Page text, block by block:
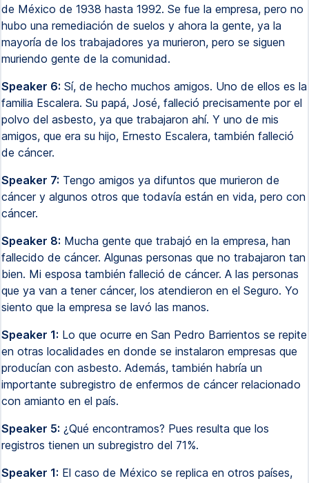
de México de 1938 hasta 1992. Se fue la empresa, pero no
hubo una remediación de suelos y ahora la gente, ya la
mayoría de los trabajadores ya murieron, pero se siguen
muriendo gente de la comunidad.
Speaker 6: Sí, de hecho muchos amigos. Uno de ellos es la
familia Escalera. Su papá, José, falleció precisamente por el
polvo del asbesto, ya que trabajaron ahí. Y uno de mis
amigos, que era su hijo, Ernesto Escalera, también falleció
de cáncer.
Speaker 7: Tengo amigos ya difuntos que murieron de
cáncer y algunos otros que todavía están en vida, pero con
cáncer.
Speaker 8: Mucha gente que trabajó en la empresa, han
fallecido de cáncer. Algunas personas que no trabajaron tan
bien. Mi esposa también falleció de cáncer. A las personas
que ya van a tener cáncer, los atendieron en el Seguro. Yo
siento que la empresa se lavó las manos.
Speaker 1: Lo que ocurre en San Pedro Barrientos se repite
en otras localidades en donde se instalaron empresas que
producían con asbesto. Además, también habría un
importante subregistro de enfermos de cáncer relacionado
con amianto en el país.
Speaker 5: ¿Qué encontramos? Pues resulta que los
registros tienen un subregistro del 71%.
Speaker 1: El caso de México se replica en otros países,